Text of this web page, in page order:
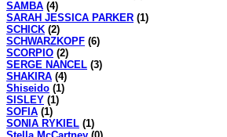
SAMBA (4)
SARAH JESSICA PARKER (1)
SCHICK (2)
SCHWARZKOPF (6)
SCORPIO (2)
SERGE NANCEL (3)
SHAKIRA (4)
Shiseido (1)
SISLEY (1)
SOFIA (1)
SONIA RYKIEL (1)